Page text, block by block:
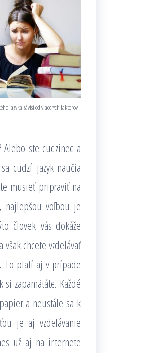
jazyka závisí od viacerých faktorov
Alebo ste cudzinec a
cudzí jazyk naučia
musieť pripraviť na
najlepšou voľbou je
človek vás dokáže
chcete vzdelávať
To platí aj v prípade
zapamätáte. Každé
a neustále sa k
je aj vzdelávanie
už aj na internete